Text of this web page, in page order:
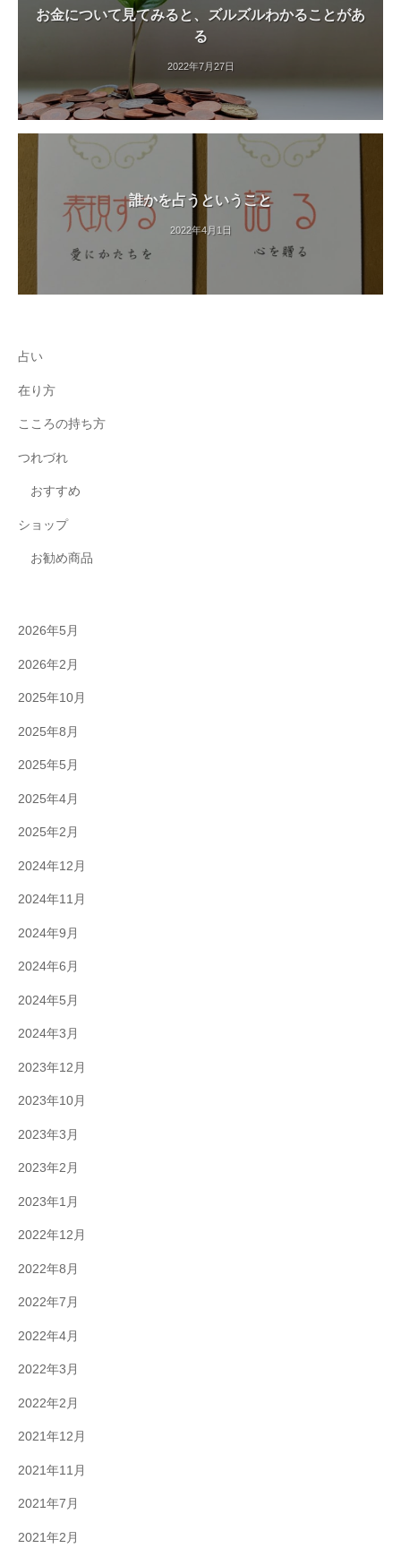
お金について見てみると、ズルズルわかることがあ
る
2022年7月27日
誰かを占うということ
2022年4月1日
占い
在り方
こころの持ち方
つれづれ
おすすめ
ショップ
お勧め商品
2026年5月
2026年2月
2025年10月
2025年8月
2025年5月
2025年4月
2025年2月
2024年12月
2024年11月
2024年9月
2024年6月
2024年5月
2024年3月
2023年12月
2023年10月
2023年3月
2023年2月
2023年1月
2022年12月
2022年8月
2022年7月
2022年4月
2022年3月
2022年2月
2021年12月
2021年11月
2021年7月
2021年2月